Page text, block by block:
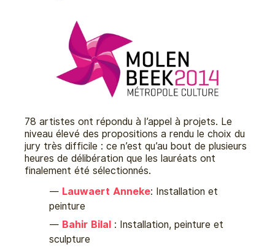
78 artistes ont répondu à l’appel à projets. Le
niveau élevé des propositions a rendu le choix du
jury très difficile : ce n’est qu’au bout de plusieurs
heures de délibération que les lauréats ont
finalement été sélectionnés.
Lauwaert Anneke: Installation et
peinture
Bahir Bilal : Installation, peinture et
sculpture